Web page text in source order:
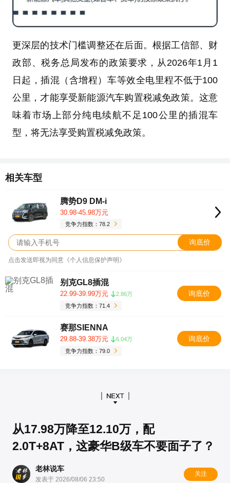
更深层的技术门槛调整还在后面。根据工信部、财
政部、税务总局发布的政策要求，从2026年1月1
日起，插混（含增程）车等效全电里程不低于100
公里，才能享受新能源汽车购置税减免政策。这意
味着市场上部分纯电续航不足100公里的插混车
型，将无法享受购置税减免政策。
相关车型
腾势D9 DM-i
30.98-45.98万元
竞争力指数：78.2
询底价
点击发送即视为同意《个人信息保护声明》
别克GL8插混
22.99-39.99万元
2.86万
竞争力指数：71.4
询底价
赛那SIENNA
29.88-39.38万元
6.04万
竞争力指数：79.0
询底价
从17.98万降至12.10万，配
2.0T+8AT，这豪华B级车不要面子了？
老林说车
发表于 2026/08/06 23:50
关注